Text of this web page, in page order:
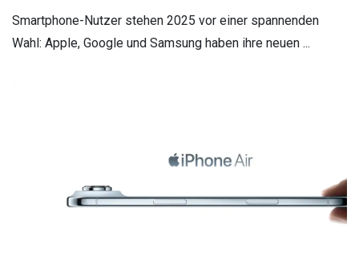
Smartphone-Nutzer stehen 2025 vor einer spannenden
Wahl: Apple, Google und Samsung haben ihre neuen ...